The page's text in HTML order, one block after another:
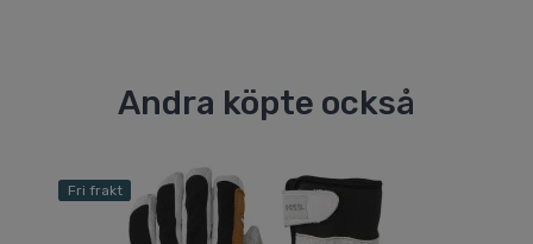
Andra köpte också
Fri frakt